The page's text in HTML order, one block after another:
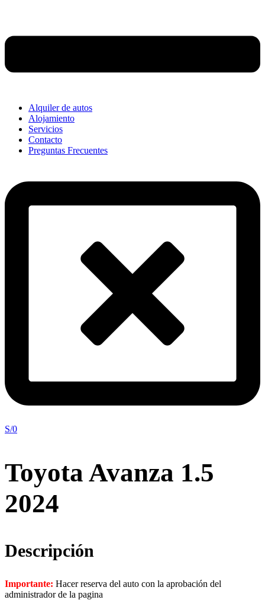
Alquiler de autos
Alojamiento
Servicios
Contacto
Preguntas Frecuentes
S/0
Toyota Avanza 1.5
2024
Descripción
Importante: Hacer reserva del auto con la aprobación del
administrador de la pagina